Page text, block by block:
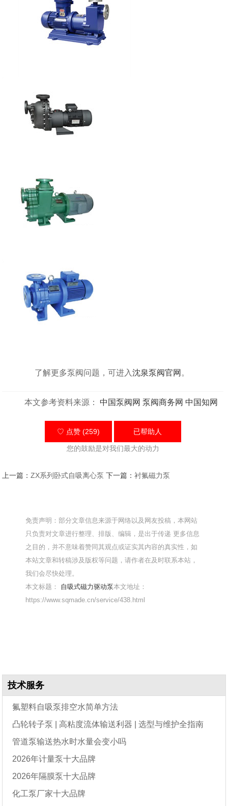
了解更多泵阀问题，可进入沈泉泵阀官网 。
本文参考资料来源： 中国泵阀网 泵阀商务网 中国知网
♡ 点赞 (259) 已帮助 人
您的鼓励是对我们最大的动力
上一篇：ZX系列卧式自吸离心泵 下一篇：衬氟磁力泵
免责声明：部分文章信息来源于网络以及网友投稿，本网站
只负责对文章进行整理、排版、编辑，是出于传递 更多信息
之目的，并不意味着赞同其观点或证实其内容的真实性，如
本站文章和转稿涉及版权等问题，请作者在及时联系本站，
我们会尽快处理。
本文标题： 自吸式磁力驱动泵本文地址：
https://www.sqmade.cn/service/438.html
技术服务
氟塑料自吸泵排空水简单方法
凸轮转子泵 | 高粘度流体输送利器 | 选型与维护全指南
管道泵输送热水时水量会变小吗
2026年计量泵十大品牌
2026年隔膜泵十大品牌
化工泵厂家十大品牌